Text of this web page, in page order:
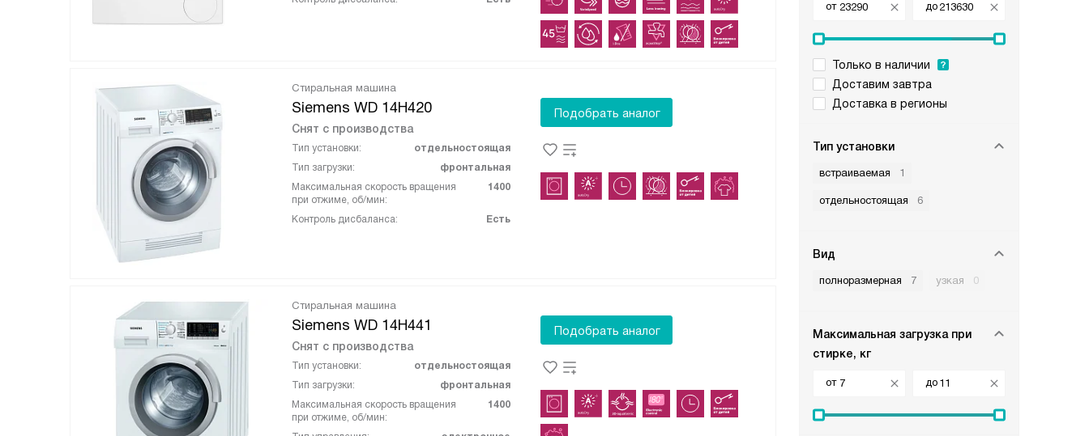
от до
Только в наличии
Доставим завтра
Доставка в регионы
Тип установки
встраиваемая 1
отдельностоящая 6
Вид
полноразмерная 7 узкая 0
Максимальная загрузка при
стирке, кг
от до
Стиральная машина
Siemens WD 14H420
Снят с производства
Тип установки:
отдельностоящая
Тип загрузки:
фронтальная
Максимальная скорость вращения
при отжиме, об/мин:
1400
Контроль дисбаланса: Есть
Подобрать аналог
Стиральная машина
Siemens WD 14H441
Снят с производства
Тип установки:
отдельностоящая
Тип загрузки:
фронтальная
Максимальная скорость вращения
при отжиме, об/мин:
1400
Подобрать аналог